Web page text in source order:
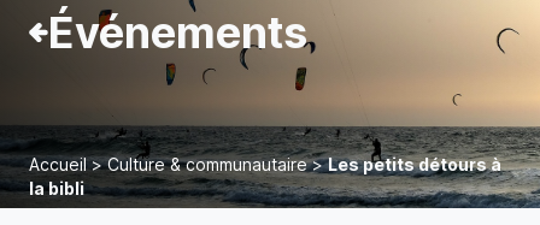
Événements
Accueil>Culture & communautaire>Les petits détours à
la bibli